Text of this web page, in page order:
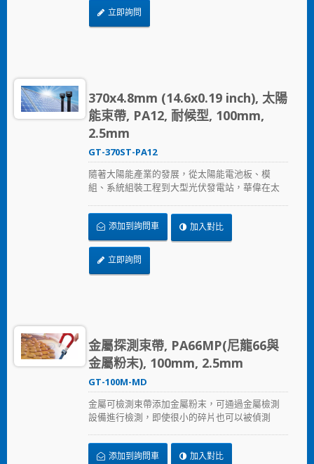
命。 立即詢問
370x4.8mm (14.6x0.19 inch), 太陽
能束帶, PA12, 耐候型, 100mm,
2.5mm
GT-370ST-PA12
隨著大陽能產業的發展，從太陽能電池板、模
組、系統組裝工程到大型光伏發電站，華偉在太
座、浪管到邊緣夾，提供兼顧品質與價格的解決
方案，加速節省安裝時間、採用更可靠的PA12原
料，在惡劣的環境下表現出色，延長產品使用壽
命。
添加到詢問車 加入對比
立即詢問
金屬探測束帶, PA66MP(尼龍66與
金屬粉末), 100mm, 2.5mm
GT-100M-MD
金屬可檢測束帶添加金屬粉末，可通過金屬檢測
設備進行檢測，即使很小的碎片也可以被偵測
療生技業，可能因束帶鬆脫進入食品及飲料生產
過程的污染問題。 金屬可檢測束帶符合國家食品
添加到詢問車 加入對比